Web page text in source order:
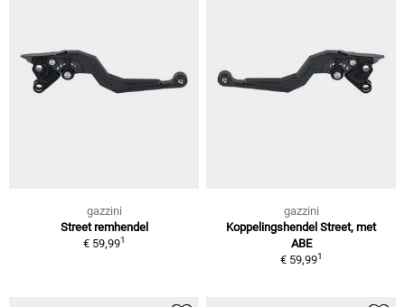
gazzini
Street remhendel
€ 59,991
gazzini
Koppelingshendel Street, met
ABE
€ 59,991